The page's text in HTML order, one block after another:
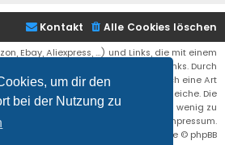
um dir den
bei der Nutzung zu
Alle Cookies löschen
Kontakt
Ebay, Aliexpress, ...) und Links, die mit einem
es sich um sogenannte Affiliate Links. Durch
über einen Affiliate Link erhälte ich eine Art
Für euch bleibt der Preis der gleiche. Die
Hostgebühren für diese Webseite ein wenig zu
reduzieren. Siehe auch das Impressum.
® Forum Software © phpBB